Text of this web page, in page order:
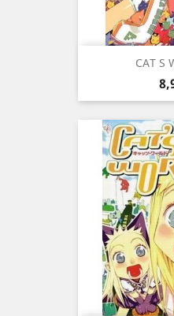
CAT S